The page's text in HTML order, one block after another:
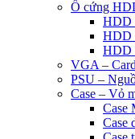
Ổ cứng
HDD
HDD
HDD
VGA –
PSU –
Case – Vỏ
Case
Case